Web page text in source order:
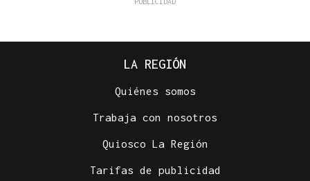
LA REGIÓN
Quiénes somos
Trabaja con nosotros
Quiosco La Región
Tarifas de publicidad